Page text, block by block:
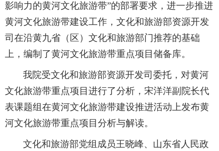
影响力的黄河文化旅游带”的部署要求，进一步推进
黄河文化旅游带建设工作，文化和旅游部资源开发
司在沿黄九省（区）文化和旅游部门推荐的基础
上，编制了黄河文化旅游带重点项目储备库。
我院受文化和旅游部资源开发司委托，对黄河
文化旅游带重点项目进行了分析，宋洋洋副院长代
表课题组在黄河文化旅游带建设推进活动上发布黄
河文化旅游带重点项目分析与解读。
文化和旅游部党组成员王晓峰、山东省人民政